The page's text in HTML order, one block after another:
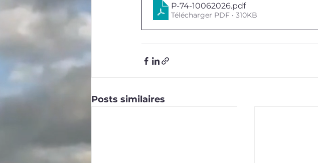
P-74-10062026.pdf
Télécharger PDF • 310KB
Posts similaires